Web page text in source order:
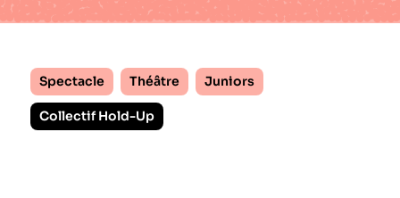
Spectacle Théâtre Juniors
Collectif Hold-Up